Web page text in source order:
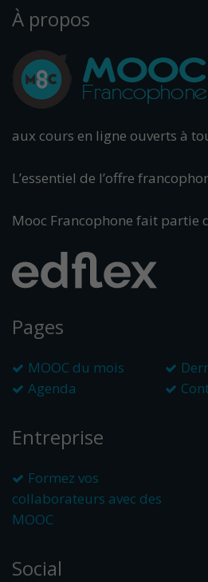
À propos
aux cours en ligne ouverts à
L’essentiel de l’offre
Mooc Francophone fait partie
Pages
MOOC du mois
Agenda
Entreprise
Formez vos
collaborateurs avec des
MOOC
Social